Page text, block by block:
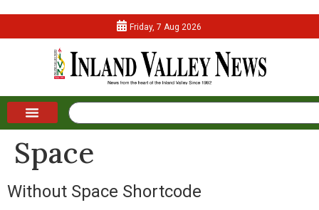
Friday, 7 Aug 2026
Space
Without Space Shortcode